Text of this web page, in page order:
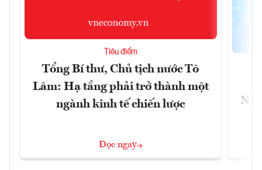
Tiêu điểm
Tổng Bí thư, Chủ tịch nước Tô
Lâm: Hạ tầng phải trở thành một
ngành kinh tế chiến lược
Đọc ngay